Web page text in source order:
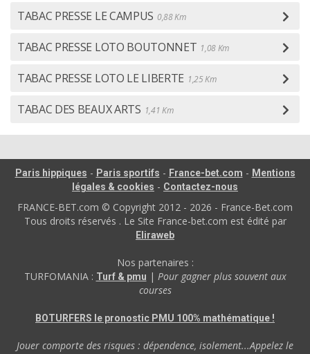
TABAC PRESSE LE CAMPUS 0,88 Km
TABAC PRESSE LOTO BOUTONNET 1,08 Km
TABAC PRESSE LOTO LE LIBERTE 1,25 Km
TABAC DES BEAUX ARTS 1,41 Km
Paris hippiques - Paris sportifs - France-bet.com - Mentions
légales & cookies - Contactez-nous
FRANCE-BET.com © Copyright 2012 - 2026 - France-Bet.com
Tous droits réservés . Le Site France-bet.com est édité par
Eliraweb
Nos partenaires :
TURFOMANIA : Turf & pmu | Pour gagner plus souvent aux
courses
BOTURFERS le pronostic PMU 100% mathématique !
Jouer comporte des risques : dépendence, isolement...Appelez le